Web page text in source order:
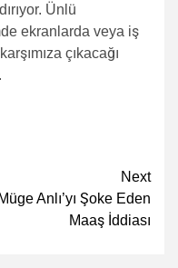
Ünlü
ekranlarda veya iş
çıkacağı
Next
Müge Anlı’yı Şoke Eden
Maaş İddiası